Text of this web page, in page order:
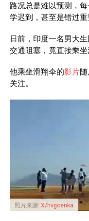
路况总是难以预测，
学迟到，甚至是错过重
日前，印度一名男大
交通阻塞，竟直接乘坐
他乘坐滑翔伞的影片
关注。
照片来源: X/hvgoenka